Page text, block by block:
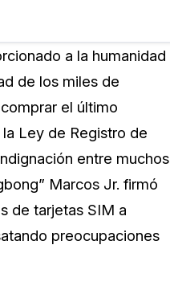
Médica
PreciosRecursos
a la humanidad
de los miles de
el último
Ley de Registro de
entre muchos
Marcos Jr. firmó
de tarjetas SIM a
preocupaciones